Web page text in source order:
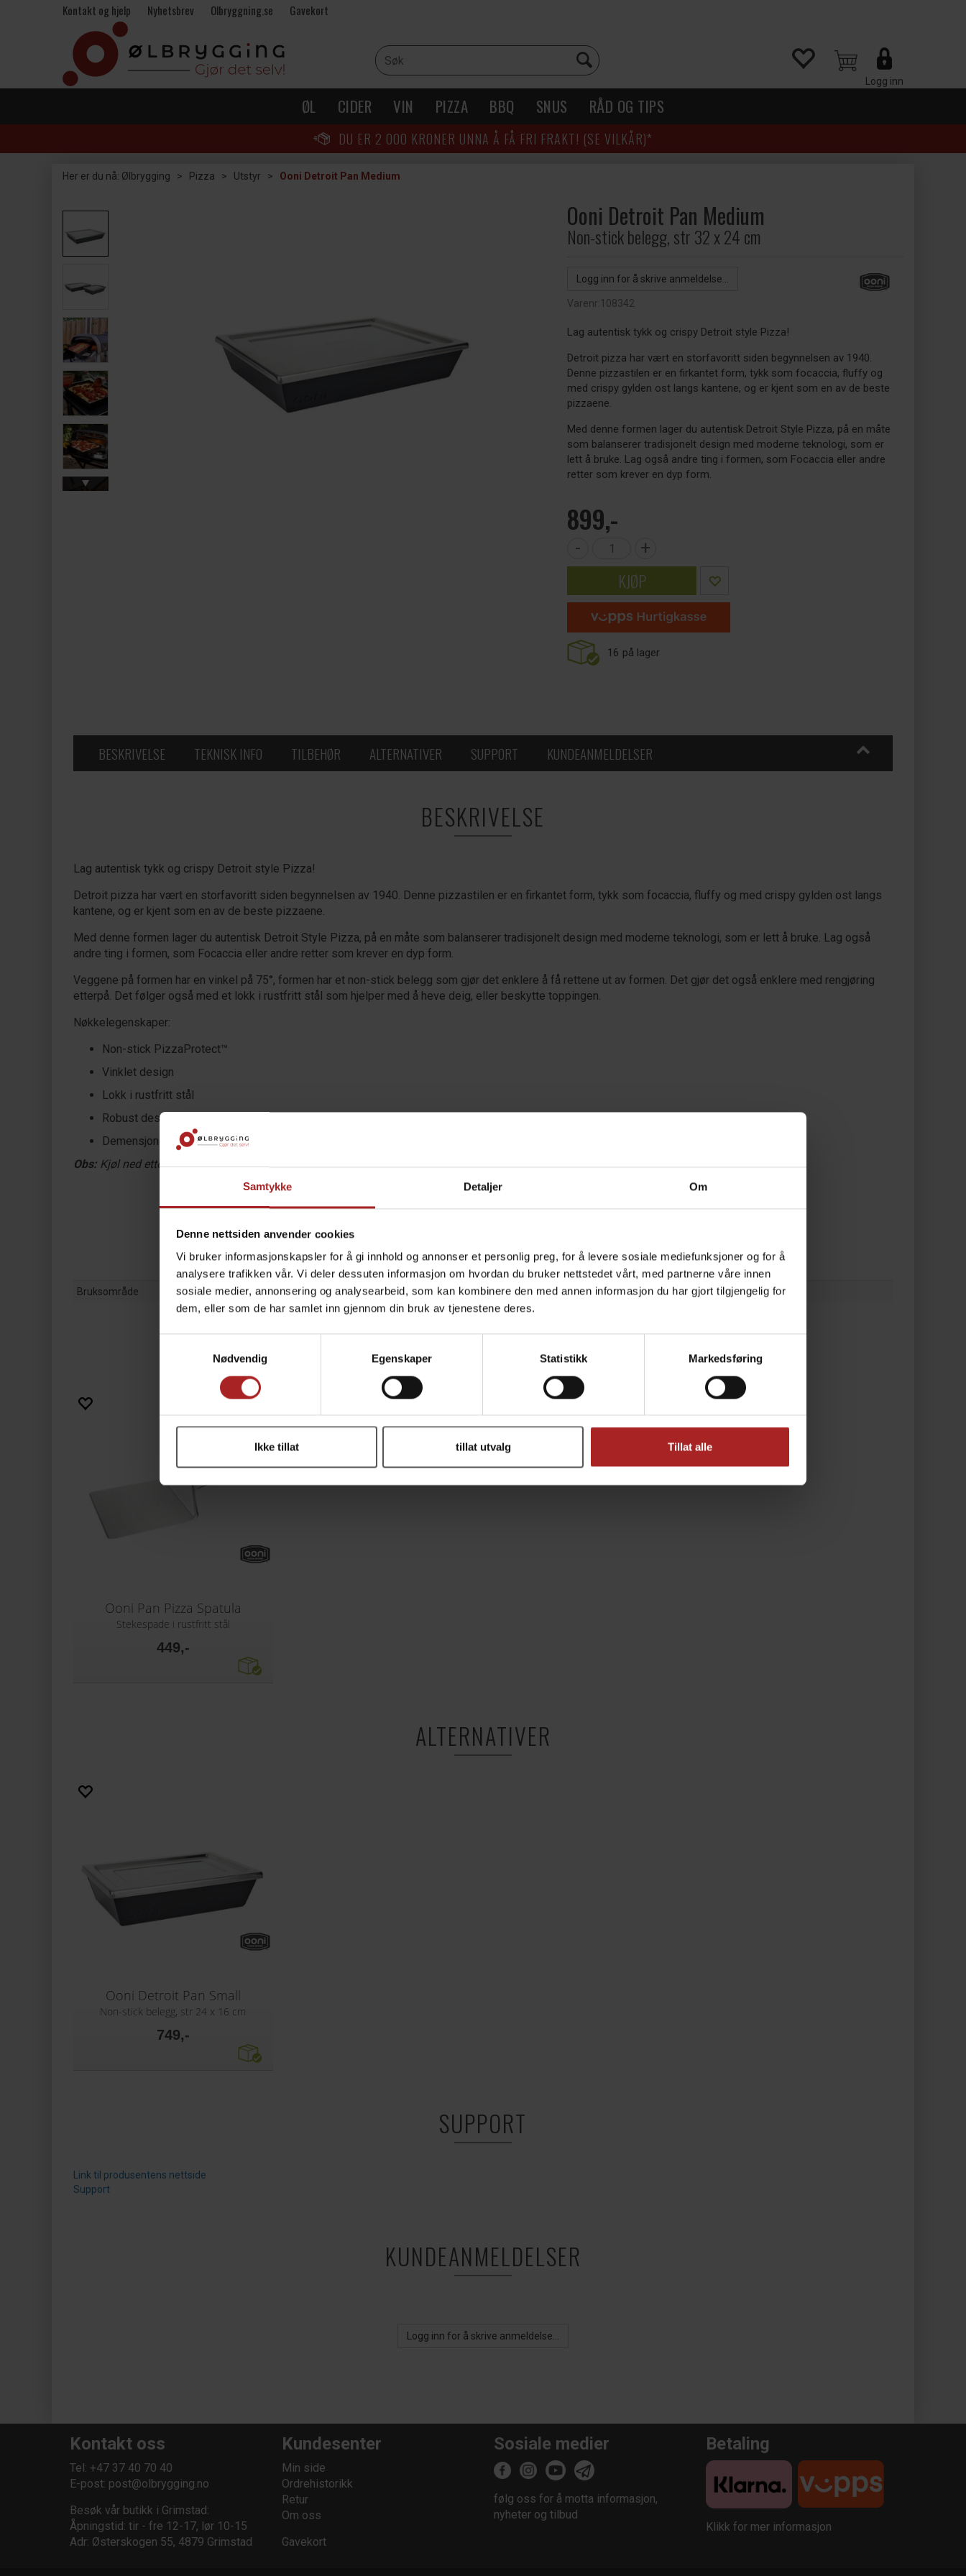
Samtykke Detaljer Om
Denne nettsiden anvender cookies
Vi bruker informasjonskapsler for å gi innhold og annonser et personlig preg, for å levere sosiale mediefunksjoner og for å
analysere trafikken vår. Vi deler dessuten informasjon om hvordan du bruker nettstedet vårt, med partnerne våre innen
sosiale medier, annonsering og analysearbeid, som kan kombinere den med annen informasjon du har gjort tilgjengelig for
dem, eller som de har samlet inn gjennom din bruk av tjenestene deres.
Nødvendig
Egenskaper Statistikk Markedsføring
Ikke tillat tillat utvalg Tillat alle
Kontakt og hjelp Nyhetsbrev Olbryggning.se Gavekort
Logg inn
ØL CIDER VIN PIZZA BBQ SNUS RÅD OG TIPS
DU ER 2 000 KRONER UNNA Å FÅ FRI FRAKT! (SE VILKÅR)*
Her er du nå: Ølbrygging > Pizza > Utstyr > Ooni Detroit Pan Medium
Ooni Detroit Pan Medium
Non-stick belegg, str 32 x 24 cm
Logg inn for å skrive anmeldelse...
Varenr:108342
Lag autentisk tykk og crispy Detroit style Pizza!
Detroit pizza har vært en storfavoritt siden begynnelsen av 1940.
Denne pizzastilen er en firkantet form, tykk som focaccia, fluffy og
med crispy gylden ost langs kantene, og er kjent som en av de beste
pizzaene.
Med denne formen lager du autentisk Detroit Style Pizza, på en måte
som balanserer tradisjonelt design med moderne teknologi, som er
lett å bruke. Lag også andre ting i formen, som Focaccia eller andre
retter som krever en dyp form.
899,-
- +
KJØP
16 på lager
BESKRIVELSE TEKNISK INFO TILBEHØR ALTERNATIVER SUPPORT KUNDEANMELDELSER
BESKRIVELSE
Lag autentisk tykk og crispy Detroit style Pizza!
Detroit pizza har vært en storfavoritt siden begynnelsen av 1940. Denne pizzastilen er en firkantet form, tykk som focaccia, fluffy og med crispy gylden ost langs
kantene, og er kjent som en av de beste pizzaene.
Med denne formen lager du autentisk Detroit Style Pizza, på en måte som balanserer tradisjonelt design med moderne teknologi, som er lett å bruke. Lag også
andre ting i formen, som Focaccia eller andre retter som krever en dyp form.
Veggene på formen har en vinkel på 75°, formen har et non-stick belegg som gjør det enklere å få rettene ut av formen. Det gjør det også enklere med rengjøring
etterpå. Det følger også med et lokk i rustfritt stål som hjelper med å heve deig, eller beskytte toppingen.
Nøkkelegenskaper:
Non-stick PizzaProtect™
Vinklet design
Lokk i rustfritt stål
Robust design for bruk i Ooni ovner
Demensjoner: 32 x 24 x 5,9cm
Obs: Kjøl ned etter bruk før den blir vasket. Skal ikke brukes i oppvaskmaskin. Skal ikke brukes på temperaturer over 370°C
Bruksområde Pizza
Ooni Pan Pizza Spatula
Stekespade i rustfritt stål
449,-
ALTERNATIVER
Ooni Detroit Pan Small
Non-stick belegg, str 24 x 16 cm
749,-
SUPPORT
Link til produsentens nettside
Support
KUNDEANMELDELSER
Logg inn for å skrive anmeldelse...
Kontakt oss
Tel: +47 37 40 70 40
E-post: post@olbrygging.no
Besøk vår butikk i Grimstad:
Åpningstid: tir - fre 12-17, lør 10-15
Adr: Østerskogen 55, 4879 Grimstad
Kundesenter
Min side
Ordrehistorikk
Retur
Om oss
Gavekort
Sosiale medier
følg oss for å motta informasjon,
nyheter og tilbud
Betaling
Klikk for mer informasjon